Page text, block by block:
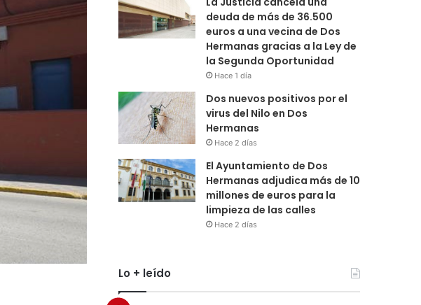
deuda de más de 36.500
euros a una vecina de Dos
Hermanas gracias a la Ley de
la Segunda Oportunidad
Hace 1 día
Dos nuevos positivos por el
virus del Nilo en Dos
Hermanas
Hace 2 días
El Ayuntamiento de Dos
Hermanas adjudica más de 10
millones de euros para la
limpieza de las calles
Hace 2 días
Lo + leído